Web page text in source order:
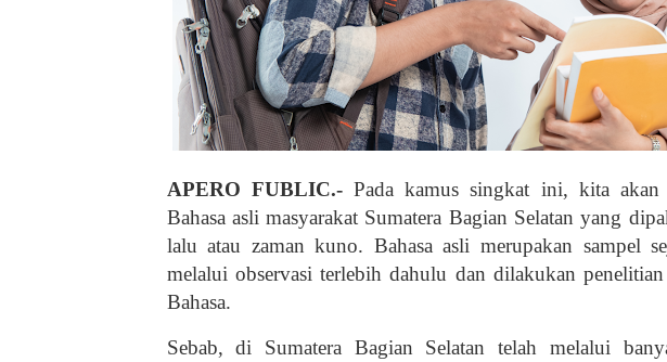
APERO FUBLIC.- Pada kamus singkat ini, kita
Bahasa asli masyarakat Sumatera Bagian Selatan yang
lalu atau zaman kuno. Bahasa asli merupakan sampel
melalui observasi terlebih dahulu dan dilakukan
Bahasa.
Sebab, di Sumatera Bagian Selatan telah melalui